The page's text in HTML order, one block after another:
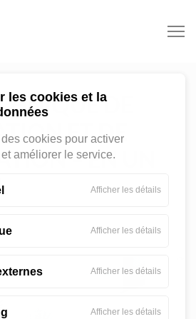
les cookies et la
cookies pour activer
améliorer le service.
Afficher les détailspour
Afficher les détailspour
Afficher les détailspour
Afficher les détailspour
DE
ET DE
– EN UN